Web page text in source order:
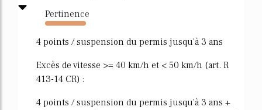
Pertinence
1596%
4 points / suspension du permis jusqu'à 3 ans
Excès de vitesse >= 40 km/h et < 50 km/h (art. R
413-14 CR) :
4 points / suspension du permis jusqu'à 3 ans +